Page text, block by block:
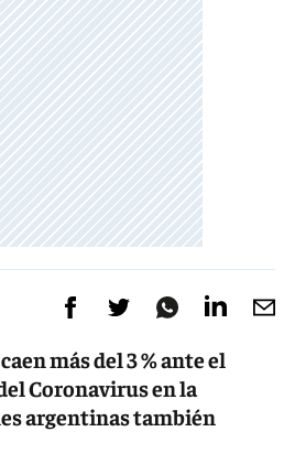
más del 3 % ante el
Coronavirus en la
argentinas también